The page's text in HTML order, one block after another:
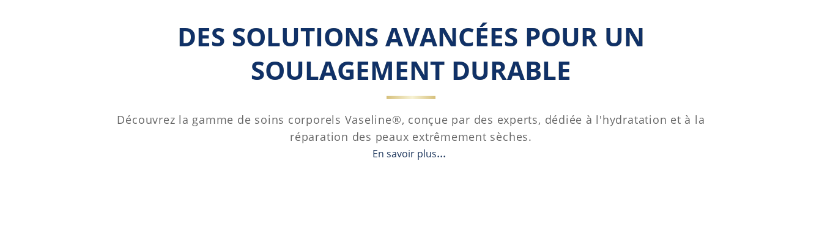
DES SOLUTIONS AVANCÉES POUR UN
SOULAGEMENT DURABLE
Découvrez la gamme de soins corporels Vaseline®, conçue par des experts, dédiée à l'hydratation et à la
réparation des peaux extrêmement sèches.
En savoir plus